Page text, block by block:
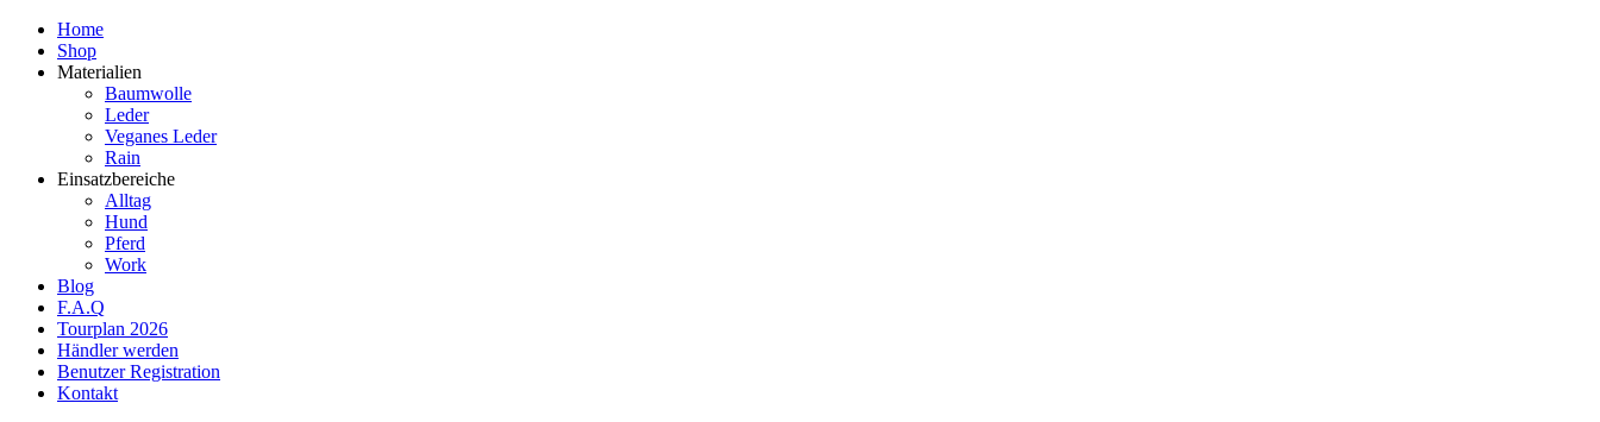
Home
Shop
Materialien
Baumwolle
Leder
Veganes Leder
Rain
Einsatzbereiche
Alltag
Hund
Pferd
Work
Blog
F.A.Q
Tourplan 2026
Händler werden
Benutzer Registration
Kontakt